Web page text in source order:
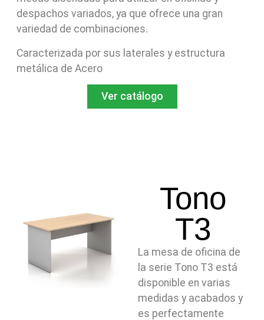
despachos variados, ya que ofrece una gran
variedad de combinaciones.
Caracterizada por sus laterales y estructura
metálica de Acero
Ver catálogo
Tono
T3
La mesa de oficina de
la serie Tono T3 está
disponible en varias
medidas y acabados y
es perfectamente